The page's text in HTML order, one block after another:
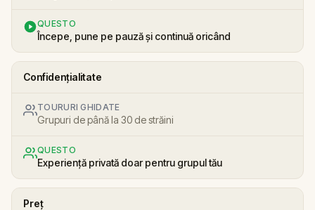
QUESTO
Începe, pune pe pauză și continuă oricând
Confidențialitate
TOURURI GHIDATE
Grupuri de până la 30 de străini
QUESTO
Experiență privată doar pentru grupul tău
Preț